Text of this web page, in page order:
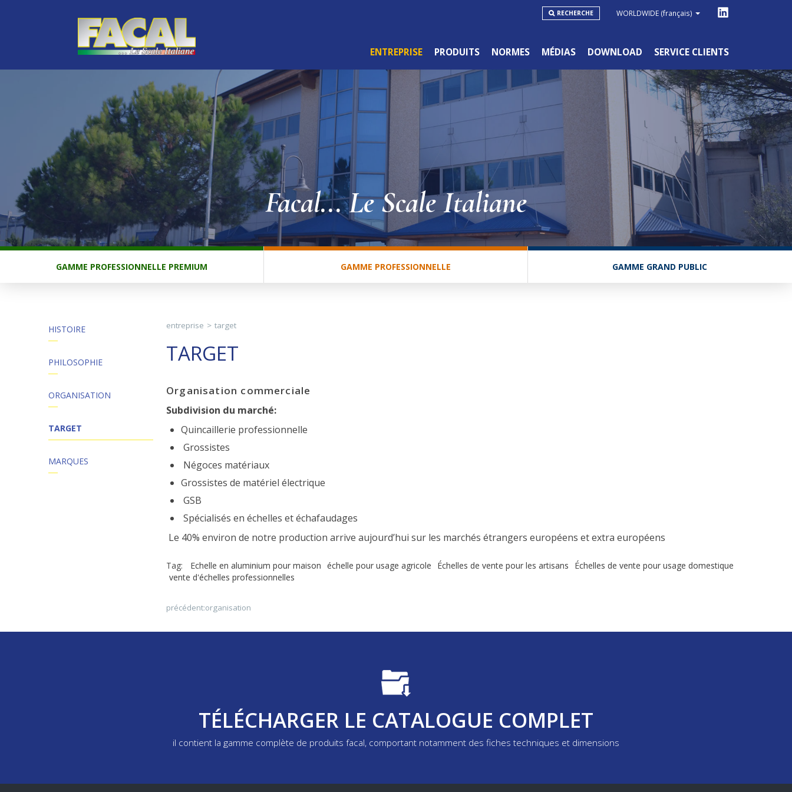
WORLDWIDE (français)
RECHERCHE
ENTREPRISE PRODUITS NORMES MÉDIAS DOWNLOAD SERVICE CLIENTS
Facal... Le Scale Italiane
GAMME PROFESSIONNELLE PREMIUM GAMME PROFESSIONNELLE GAMME GRAND PUBLIC
HISTOIRE
PHILOSOPHIE
ORGANISATION
TARGET
MARQUES
entreprise > target
TARGET
Organisation commerciale
Subdivision du marché:
Quincaillerie professionnelle
Grossistes
Négoces matériaux
Grossistes de matériel électrique
GSB
Spécialisés en échelles et échafaudages
Le 40% environ de notre production arrive aujourd’hui sur les marchés étrangers européens et extra européens
Tag: Echelle en aluminium pour maison échelle pour usage agricole Échelles de vente pour les artisans
Échelles de vente pour usage domestique
vente d'échelles professionnelles
précédent:organisation
TÉLÉCHARGER LE CATALOGUE COMPLET
il contient la gamme complète de produits facal, comportant notamment des fiches techniques et dimensions